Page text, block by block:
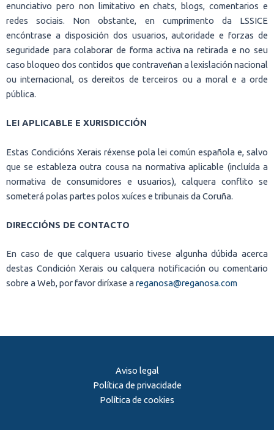
enunciativo pero non limitativo en chats, blogs, comentarios e
redes sociais. Non obstante, en cumprimento da LSSICE
encóntrase a disposición dos usuarios, autoridade e forzas de
seguridade para colaborar de forma activa na retirada e no seu
caso bloqueo dos contidos que contraveñan a lexislación nacional
ou internacional, os dereitos de terceiros ou a moral e a orde
pública.
LEI APLICABLE E XURISDICCIÓN
Estas Condicións Xerais réxense pola lei común española e, salvo
que se estableza outra cousa na normativa aplicable (incluída a
normativa de consumidores e usuarios), calquera conflito se
someterá polas partes polos xuíces e tribunais da Coruña.
DIRECCIÓNS DE CONTACTO
En caso de que calquera usuario tivese algunha dúbida acerca
destas Condición Xerais ou calquera notificación ou comentario
sobre a Web, por favor diríxase a reganosa@reganosa.com
Aviso legal
Política de privacidade
Política de cookies